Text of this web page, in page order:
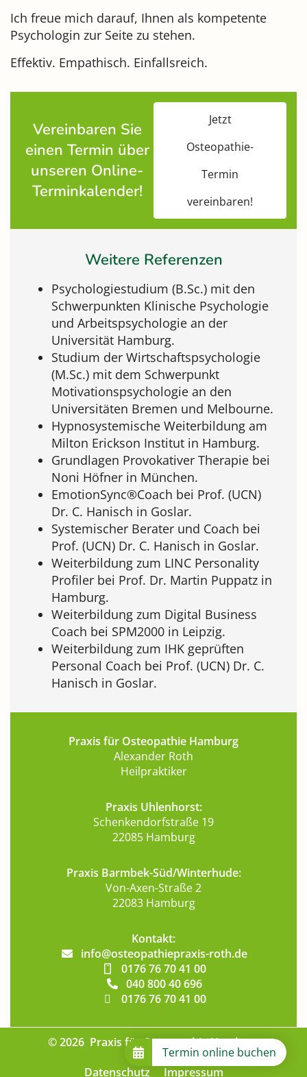
Ich freue mich darauf, Ihnen als kompetente
Psychologin zur Seite zu stehen.
Effektiv. Empathisch. Einfallsreich.
Vereinbaren Sie
einen Termin über
unseren Online-
Terminkalender!
Jetzt
Osteopathie-
Termin
vereinbaren!
Weitere Referenzen
Psychologiestudium (B.Sc.) mit den
Schwerpunkten Klinische Psychologie
und Arbeitspsychologie an der
Universität Hamburg.
Studium der Wirtschaftspsychologie
(M.Sc.) mit dem Schwerpunkt
Motivationspsychologie an den
Universitäten Bremen und Melbourne.
Hypnosystemische Weiterbildung am
Milton Erickson Institut in Hamburg.
Grundlagen Provokativer Therapie bei
Noni Höfner in München.
EmotionSync®Coach bei Prof. (UCN)
Dr. C. Hanisch in Goslar.
Systemischer Berater und Coach bei
Prof. (UCN) Dr. C. Hanisch in Goslar.
Weiterbildung zum LINC Personality
Profiler bei Prof. Dr. Martin Puppatz in
Hamburg.
Weiterbildung zum Digital Business
Coach bei SPM2000 in Leipzig.
Weiterbildung zum IHK geprüften
Personal Coach bei Prof. (UCN) Dr. C.
Hanisch in Goslar.
Praxis für Osteopathie Hamburg
Alexander Roth
Heilpraktiker
Praxis Uhlenhorst:
Schenkendorfstraße 19
22085 Hamburg
Praxis Barmbek-Süd/Winterhude:
Von-Axen-Straße 2
22083 Hamburg
Kontakt:
info@osteopathiepraxis-roth.de
0176 76 70 41 00
040 800 40 696
0176 76 70 41 00
Termin online buchen
© 2026 Praxis für Osteopathie Hamburg
Datenschutz
Impressum